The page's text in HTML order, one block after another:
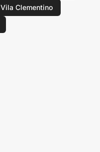
Vila Clementino